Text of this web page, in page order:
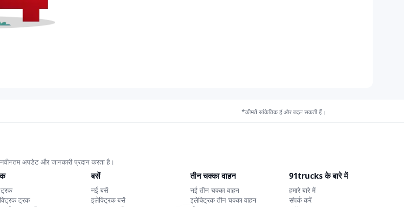
*कीमतें सांकेतिक हैं और बदल सकती हैं।
अपडेट और जानकारी प्रदान करता है।
ट्रक
बसें
नई बसें
इलेक्ट्रिक बसें
तीन चक्का वाहन
नई तीन चक्का वाहन
इलेक्ट्रिक तीन चक्का वाहन
91trucks के बारे में
हमारे बारे में
संपर्क करें